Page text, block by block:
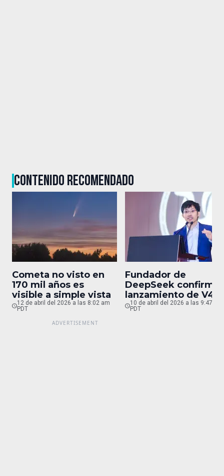
CONTENIDO RECOMENDADO
Cometa no visto en
170 mil años es
visible a simple vista
12 de abril del 2026 a las 8:02 am
PDT
Fundador de
DeepSeek confirma
lanzamiento de V4
para finales de abril
10 de abril del 2026 a las 9:47 pm
PDT